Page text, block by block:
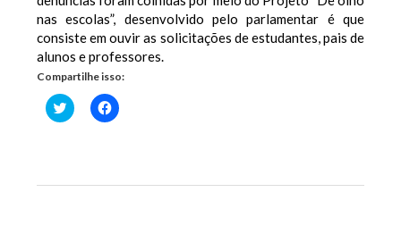
nas escolas”, desenvolvido pelo parlamentar é que
consiste em ouvir as solicitações de estudantes, pais de
alunos e professores.
Compartilhe isso:
Clique
para
janela)
Clique
para
janela)